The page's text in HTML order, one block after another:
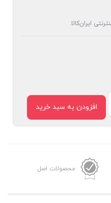
ایران‌کالا.
افزودن به سبد خرید
محصولات اصل